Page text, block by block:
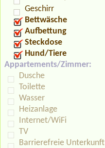
Geschirr
Bettwäsche
Aufbettung
Steckdose
Hund/Tiere
Appartements/Zimmer:
Dusche
Toilette
Wasser
Heizanlage
Internet/WiFi
TV
Barrierefreie Unterkunft